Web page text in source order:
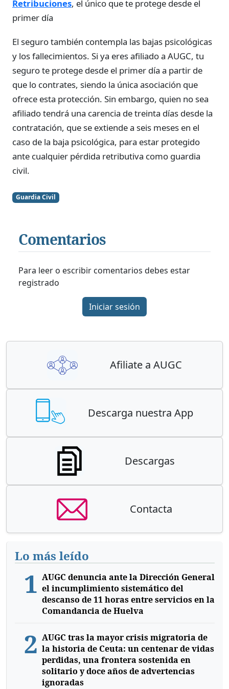
Retribuciones, el único que te protege desde el
primer día
El seguro también contempla las bajas psicológicas
y los fallecimientos. Si ya eres afiliado a AUGC, tu
seguro te protege desde el primer día a partir de
que lo contrates, siendo la única asociación que
ofrece esta protección. Sin embargo, quien no sea
afiliado tendrá una carencia de treinta días desde la
contratación, que se extiende a seis meses en el
caso de la baja psicológica, para estar protegido
ante cualquier pérdida retributiva como guardia
civil.
Guardia Civil
Comentarios
Para leer o escribir comentarios debes estar
registrado
Iniciar sesión
Afiliate a AUGC
Descarga nuestra App
Descargas
Contacta
Lo más leído
1 AUGC denuncia ante la Dirección General
el incumplimiento sistemático del
descanso de 11 horas entre servicios en la
Comandancia de Huelva
2 AUGC tras la mayor crisis migratoria de
la historia de Ceuta: un centenar de vidas
perdidas, una frontera sostenida en
solitario y doce años de advertencias
ignoradas